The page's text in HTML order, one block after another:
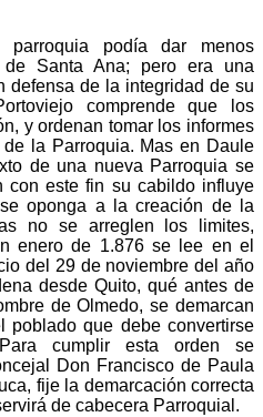
podía dar menos
Santa Ana; pero era una
defensa de la integridad de su
comprende que los
y ordenan tomar los informes
la Parroquia. Mas en Daule
de una nueva Parroquia se
con este fin su cabildo influye
oponga a la creación de la
no se arreglen los limites,
enero de 1.876 se lee en el
del 29 de noviembre del año
desde Quito, qué antes de
de Olmedo, se demarcan
poblado que debe convertirse
cumplir esta orden se
Don Francisco de Paula
fije la demarcación correcta
de cabecera Parroquial.